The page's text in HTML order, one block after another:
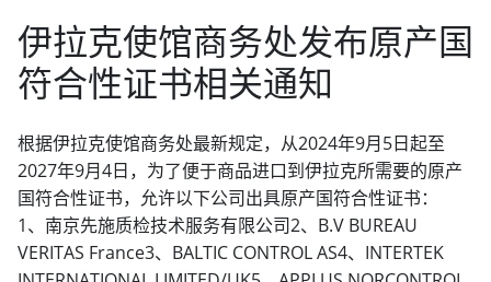
伊拉克使馆商务处发布原产国
符合性证书相关通知
根据伊拉克使馆商务处最新规定，从2024年9月5日起至
2027年9月4日，为了便于商品进口到伊拉克所需要的原产
国符合性证书，允许以下公司出具原产国符合性证书：
1、南京先施质检技术服务有限公司2、B.V BUREAU
VERITAS France3、BALTIC CONTROL AS4、INTERTEK